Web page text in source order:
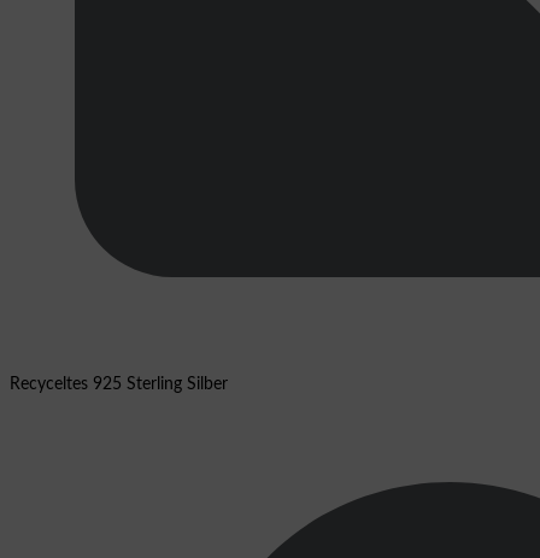
Recyceltes 925 Sterling Silber